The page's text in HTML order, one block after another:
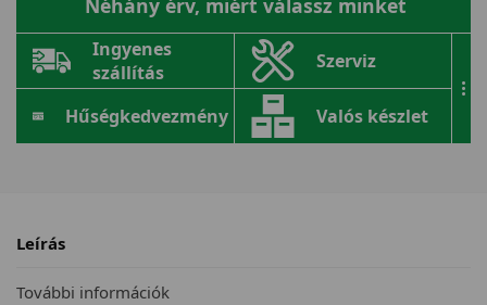
Ingyenes
szállítás
Szerviz
Hűségkedvezmény Valós készlet
...
Leírás
További információk